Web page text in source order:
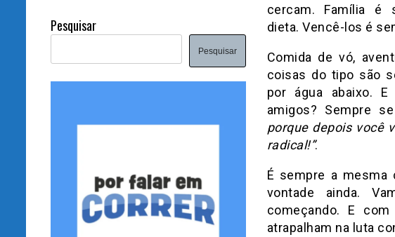
cercam. Família é
dieta. Vencê-los é
Comida de vó,
coisas do tipo são
por água abaixo. E
amigos? Sempre
porque depois você
radical!”.
É sempre a
vontade ainda.
começando. E com
atrapalham na luta
Pesquisar
Pesquisar